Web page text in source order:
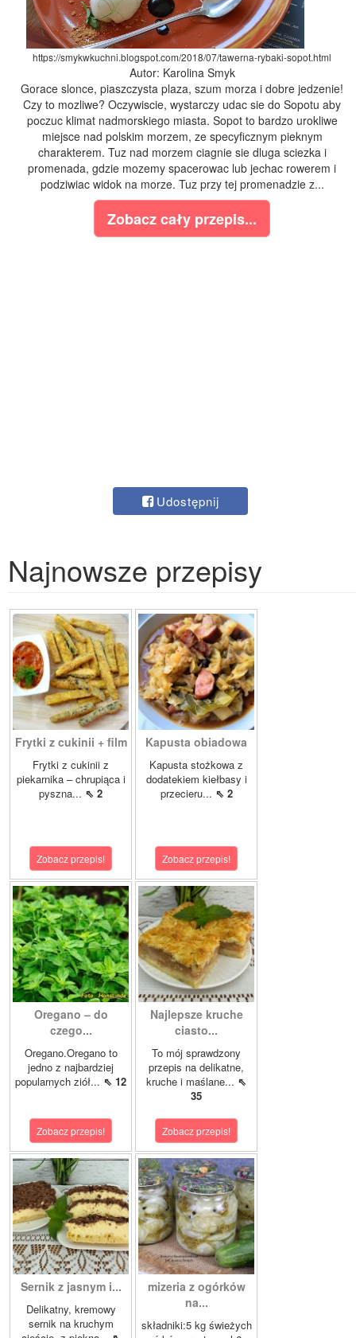
https://smykwkuchni.blogspot.com/2018/07/tawerna-rybaki-sopot.html
Autor: Karolina Smyk
Gorace slonce, piaszczysta plaza, szum morza i dobre jedzenie!
Czy to mozliwe? Oczywiscie, wystarczy udac sie do Sopotu aby
poczuc klimat nadmorskiego miasta. Sopot to bardzo urokliwe
miejsce nad polskim morzem, ze specyficznym pieknym
charakterem. Tuz nad morzem ciagnie sie dluga sciezka i
promenada, gdzie mozemy spacerowac lub jechac rowerem i
podziwiac widok na morze. Tuz przy tej promenadzie z...
Zobacz cały przepis...
Udostępnij
Najnowsze przepisy
Frytki z cukinii + film
Frytki z cukinii z
piekarnika – chrupiąca i
pyszna... ⇖ 2
Zobacz przepis!
Kapusta obiadowa
Kapusta stożkowa z
dodatekiem kiełbasy i
przecieru... ⇖ 2
Zobacz przepis!
Oregano – do
czego...
Oregano.Oregano to
jedno z najbardziej
popularnych ziół... ⇖ 12
Zobacz przepis!
Najlepsze kruche
ciasto...
To mój sprawdzony
przepis na delikatne,
kruche i maślane... ⇖
35
Zobacz przepis!
Sernik z jasnym i...
Delikatny, kremowy
sernik na kruchym
mizeria z ogórków
na...
składniki:5 kg świeżych